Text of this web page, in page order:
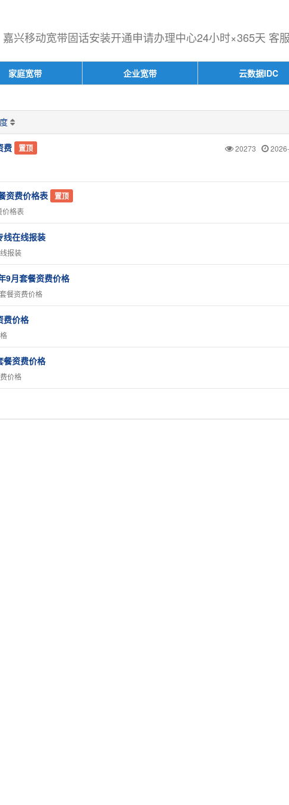
嘉兴移动宽带固话安装开通申请办理中心24小时×365天 客
家庭宽带 企业宽带 云数据IDC
20273
费 置顶
资费价格表 置顶
格表
线在线报装
报装
9月套餐资费价格
餐资费价格
费价格
餐资费价格
价格